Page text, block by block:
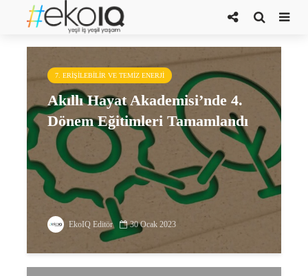
BÜYEM
7. ERIŞILEBILIR VE TEMIZ ENERJI
Akıllı Hayat Akademisi’nde 4.
Dönem Eğitimleri Tamamlandı
EkoIQ Editör 30 Ocak 2023